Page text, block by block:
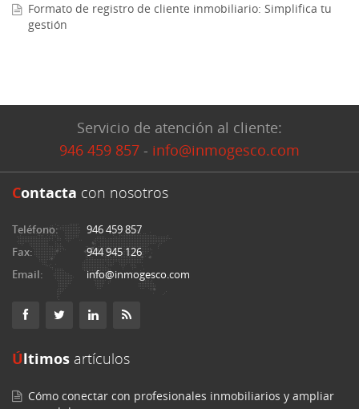
Formato de registro de cliente inmobiliario: Simplifica tu
gestión
Servicio de atención al cliente:
946 459 857 - info@inmogesco.com
Contacta con nosotros
Teléfono:
946 459 857
Fax:
944 945 126
Email:
info@inmogesco.com
Últimos artículos
Cómo conectar con profesionales inmobiliarios y ampliar